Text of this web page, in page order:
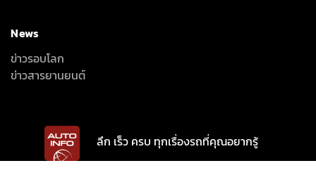
News
ข่าวรอบโลก
ข่าวสารยานยนต์
ลึก เร็ว ครบ ทุกเรื่องรถที่คุณอยากรู้